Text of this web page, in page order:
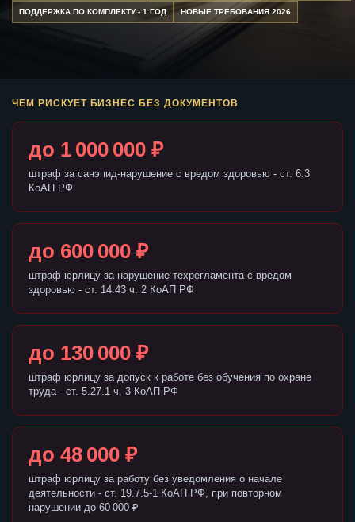
ПОДДЕРЖКА ПО КОМПЛЕКТУ - 1 ГОД НОВЫЕ ТРЕБОВАНИЯ 2026
ЧЕМ РИСКУЕТ БИЗНЕС БЕЗ ДОКУМЕНТОВ
до 1 000 000 ₽
штраф за санэпид-нарушение с вредом здоровью - ст. 6.3
КоАП РФ
до 600 000 ₽
штраф юрлицу за нарушение техрегламента с вредом
здоровью - ст. 14.43 ч. 2 КоАП РФ
до 130 000 ₽
штраф юрлицу за допуск к работе без обучения по охране
труда - ст. 5.27.1 ч. 3 КоАП РФ
до 48 000 ₽
штраф юрлицу за работу без уведомления о начале
деятельности - ст. 19.7.5-1 КоАП РФ, при повторном
нарушении до 60 000 ₽